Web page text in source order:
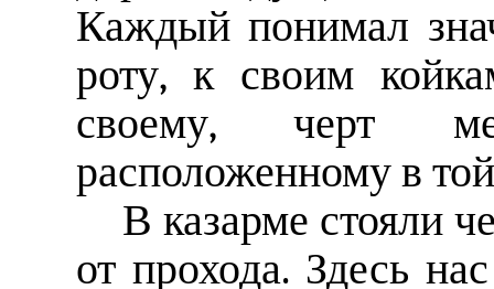
Каждый понимал
роту, к своим
своему, черт
расположенному в
В казарме стояли
от прохода. Здесь